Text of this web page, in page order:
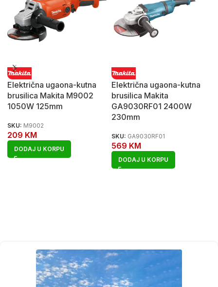
Električna ugaona-kutna
brusilica Makita M9002
1050W 125mm
SKU: M9002
209 KM
DODAJ U KORPU
Električna ugaona-kutna
brusilica Makita
GA9030RF01 2400W
230mm
SKU: GA9030RF01
569 KM
DODAJ U KORPU